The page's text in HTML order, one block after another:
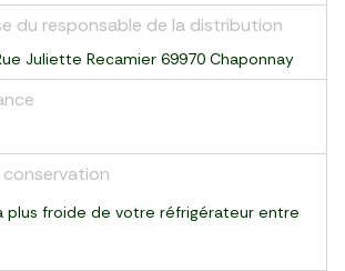
du responsable de la distribution
Juliette Recamier 69970 Chaponnay
plus froide de votre réfrigérateur entre